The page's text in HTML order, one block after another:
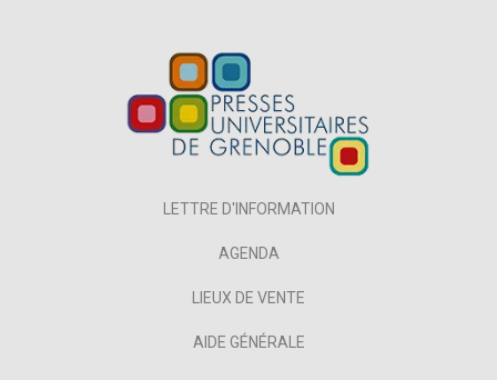
LETTRE D'INFORMATION
AGENDA
LIEUX DE VENTE
AIDE GÉNÉRALE